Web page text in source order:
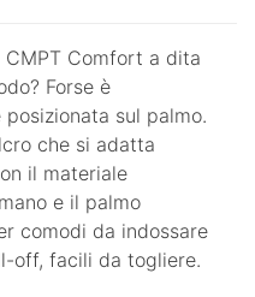
CMPT Comfort a dita
Forse è
sul palmo.
che si adatta
il materiale
e il palmo
comodi da indossare
off, facili da togliere.